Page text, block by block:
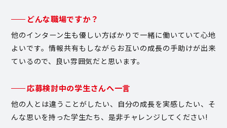
どんな職場ですか？
他のインターン生も優しい方ばかりで一緒に働いていて心地
よいです。情報共有もしながらお互いの成長の手助けが出来
ているので、良い雰囲気だと思います。
応募検討中の学生さんへ一言
他の人とは違うことがしたい、自分の成長を実感したい、そ
んな思いを持った学生たち、是非チャレンジしてください!